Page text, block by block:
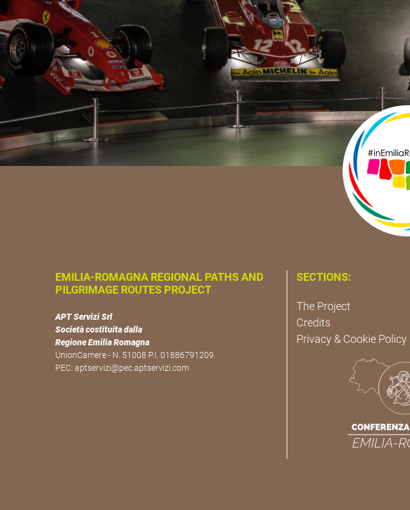
EMILIA-ROMAGNA REGIONAL PATHS AND
PILGRIMAGE ROUTES PROJECT
APT Servizi Srl
Società costituita dalla
Regione Emilia Romagna
UnionCamere - N. 51008 P.I. 01886791209.
PEC: aptservizi@pec.aptservizi.com
SECTIONS:
The Project
Credits
Privacy & Cookie Policy